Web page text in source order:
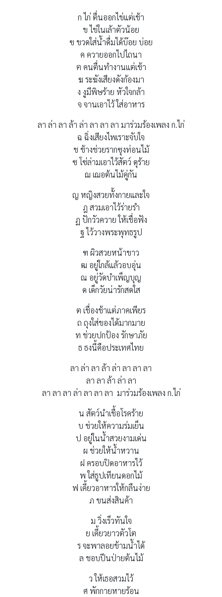
ก ไก่ ตื่นออกไข่แต่เช้า
ข ไข่ในเล้าตัวน้อย
ฃ ขวดใส่น้ำดื่มได้บ๊อย บ่อย
ค ควายออกไปไถนา
ฅ คนตื่นทำงานแต่เช้า
ฆ ระฆังเสียงดังก้องมา
ง งูมีพิษร้าย หัวใจกล้า
จ จานเอาไว้ ใส่อาหาร
ลา ล่า ลา ล้า ล่า ลา ลา ลา มาร่วมร้องเพลง ก.ไก่
ฉ ฉิ่งเสียงไพเราะจับใจ
ช ช้างช่วยรากซุงท่อนไม้
ซ โซ่ล่ามเอาไว้สัตว์ ดุร้าย
ฌ เฌอต้นไม้คู่กัน
ญ หญิงสวยทั้งกายและใจ
ฎ สวมเอาไว้ร่ายรำ
ฏ ปักวัวควาย ให้เชื่อฟัง
ฐ ไว้วางพระพุทธรูป
ฑ ผิวสวยหน้าขาว
ฒ อยู่ใกล้แล้วอบอุ่น
ณ อยู่วัดบำเพ็ญบุญ
ด เด็กวัยน่ารักสดใส
ต เชื่องช้าแต่ภาคเพียร
ถ ถุงใส่ของได้มากมาย
ท ช่วยปกป้อง รักษาภัย
ธ ธงนี้คือประเทศไทย
ลา ล่า ลา ล้า ล่า ลา ลา ลา
ลา ลา ล้า ล่า ลา
ลา ลา ลา ล่า ลา ลา ลา มาร่วมร้องเพลง ก.ไก่
น สัตว์นำเชื้อโรคร้าย
บ ช่วยให้ความร่มเย็น
ป อยู่ในน้ำสวยงามเด่น
ผ ช่วยให้น้ำหวาน
ฝ ครอบปิดอาหารไว้
พ ใส่ธูปเทียนดอกไม้
ฟ เคี้ยวอาหารให้กลืนง่าย
ภ ขนส่งสินค้า
ม วิ่งเร็วทันใจ
ย เคี้ยวยาวตัวโต
ร จะพาลอยข้ามน้ำได้
ล ชอบปีนป่ายต้นไม้
ว ให้เธอสวมไว้
ศ พักกายหายร้อน